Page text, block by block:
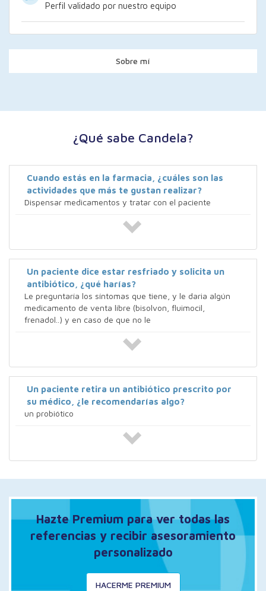
Perfil validado por nuestro equipo
Sobre mí
¿Qué sabe Candela?
Cuando estás en la farmacia, ¿cuáles son las
actividades que más te gustan realizar?
Dispensar medicamentos y tratar con el paciente
Un paciente dice estar resfriado y solicita un
antibiótico, ¿qué harías?
Le preguntaría los síntomas que tiene, y le daria algún
medicamento de venta libre (bisolvon, fluimocil,
frenadol..) y en caso de que no le
Un paciente retira un antibiótico prescrito por
su médico, ¿le recomendarías algo?
un probiótico
Hazte Premium para ver todas las
referencias y recibir asesoramiento
personalizado
HACERME PREMIUM